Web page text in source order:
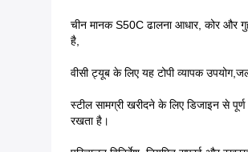
चीन मानक S50C ढालना आधार, कोर और
है,
वीसी ट्यूब के लिए यह टोपी व्यापक उपयोग,
स्टील सामग्री खरीदने के लिए डिजाइन से
रखता है।